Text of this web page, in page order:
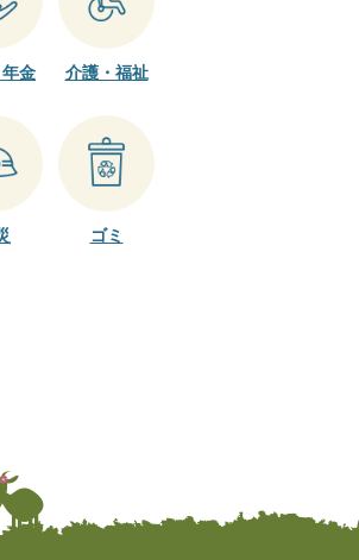
金 介護・福祉
ゴミ